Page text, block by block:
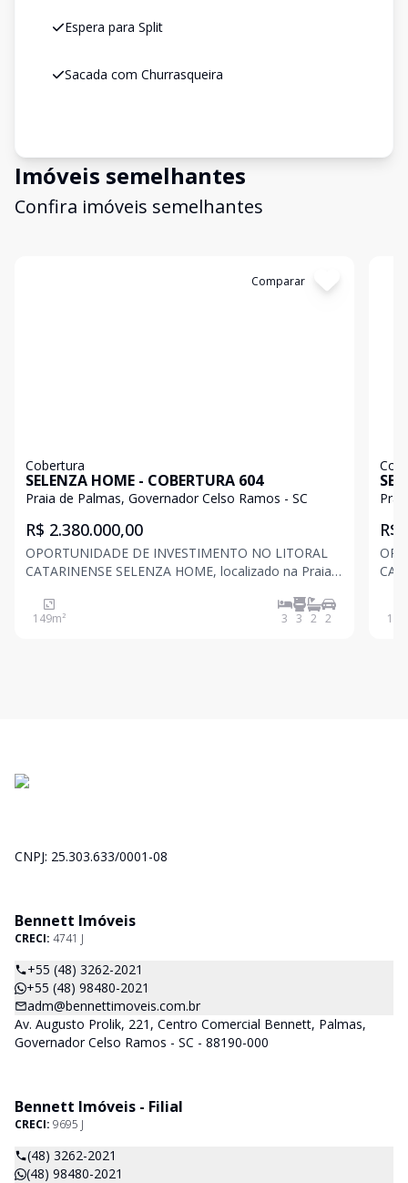
Espera para Split
Sacada com Churrasqueira
Imóveis semelhantes
Confira imóveis semelhantes
Comparar
Cobertura
SELENZA HOME - COBERTURA 604
Praia de Palmas, Governador Celso Ramos - SC
R$ 2.380.000,00
OPORTUNIDADE DE INVESTIMENTO NO LITORAL
CATARINENSE SELENZA HOME, localizado na Praia
com extensa área de areia e águas cristalinas para
nadar e surfar. Este empreendimento de 6 andares
149m² 3 3 2 2
R$
nadar e
149
CNPJ: 25.303.633/0001-08
Bennett Imóveis
CRECI: 4741 J
+55 (48) 3262-2021
+55 (48) 98480-2021
adm@bennettimoveis.com.br
Av. Augusto Prolik, 221, Centro Comercial Bennett, Palmas,
Governador Celso Ramos - SC - 88190-000
Bennett Imóveis - Filial
CRECI: 9695 J
(48) 3262-2021
(48) 98480-2021